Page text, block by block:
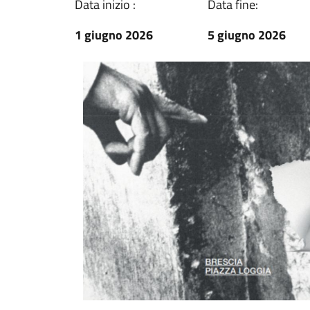
Data inizio :
1 giugno 2026
Data fine:
5 giugno 2026